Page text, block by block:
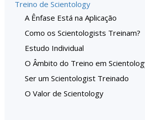
Treino de Scientology
A Ênfase Está na Aplicação
Como os Scientologists Treinam?
Estudo Individual
O Âmbito do Treino em
Ser um Scientologist Treinado
O Valor de Scientology